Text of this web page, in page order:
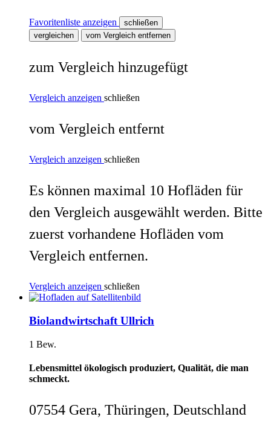
Favoritenliste anzeigen
schließen
vergleichen
vom Vergleich entfernen
zum Vergleich hinzugefügt
Vergleich anzeigen schließen
vom Vergleich entfernt
Vergleich anzeigen schließen
Es können maximal 10 Hofläden für
den Vergleich ausgewählt werden. Bitte
zuerst vorhandene Hofläden vom
Vergleich entfernen.
Vergleich anzeigen schließen
Biolandwirtschaft Ullrich
1 Bew.
Lebensmittel ökologisch produziert, Qualität, die man
schmeckt.
07554 Gera, Thüringen, Deutschland